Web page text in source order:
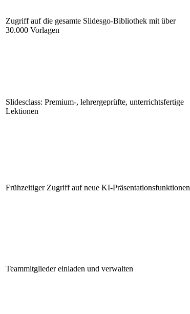
Zugriff auf die gesamte Slidesgo-Bibliothek mit über
30.000 Vorlagen
Slidesclass: Premium-, lehrergeprüfte, unterrichtsfertige
Lektionen
Frühzeitiger Zugriff auf neue KI-Präsentationsfunktionen
Teammitglieder einladen und verwalten